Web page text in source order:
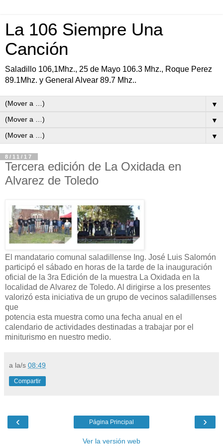
La 106 Siempre Una
Canción
Saladillo 106,1Mhz., 25 de Mayo 106.3 Mhz., Roque Perez
89.1Mhz. y General Alvear 89.7 Mhz..
▼
▼
▼
8/11/17
Tercera edición de La Oxidada en
Alvarez de Toledo
El mandatario comunal saladillense Ing. José Luis Salomón
participó el sábado en horas de la tarde de la inauguración
oficial de la 3ra Edición de la muestra La Oxidada en la
localidad de Alvarez de Toledo. Al dirigirse a los presentes
valorizó esta iniciativa de un grupo de vecinos saladillenses
que
potencia esta muestra como una fecha anual en el
calendario de actividades destinadas a trabajar por el
miniturismo en nuestro medio.
a la/s 08:49
Compartir
‹ ›
Página Principal
Ver la versión web